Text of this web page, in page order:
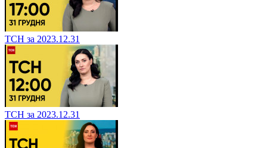
ТСН за 2023.12.31
ТСН за 2023.12.31